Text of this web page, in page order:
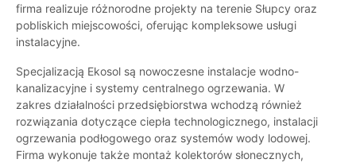
firma realizuje różnorodne projekty na terenie Słupcy oraz
pobliskich miejscowości, oferując kompleksowe usługi
instalacyjne.
Specjalizacją Ekosol są nowoczesne instalacje wodno-
kanalizacyjne i systemy centralnego ogrzewania. W
zakres działalności przedsiębiorstwa wchodzą również
rozwiązania dotyczące ciepła technologicznego, instalacji
ogrzewania podłogowego oraz systemów wody lodowej.
Firma wykonuje także montaż kolektorów słonecznych,